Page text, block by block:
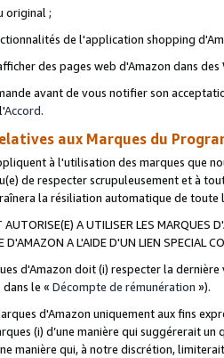
original ;
de l'application shopping
des pages web d'Amazon dans
avant de vous notifier son
Accord.
aux Marques du
à l'utilisation des marques que
de respecter scrupuleusement et à
la résiliation automatique de
A UTILISER LES MARQUES
A L'AIDE D'UN LIEN SPECIAL
d'Amazon doit (i) respecter la
le « Décompte de rémunération »).
d'Amazon uniquement aux fins
(i) d’une manière qui suggérerait
manière qui, à notre discrétion,